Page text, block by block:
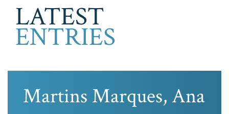
LATEST
ENTRIES
Martins Marques, Ana